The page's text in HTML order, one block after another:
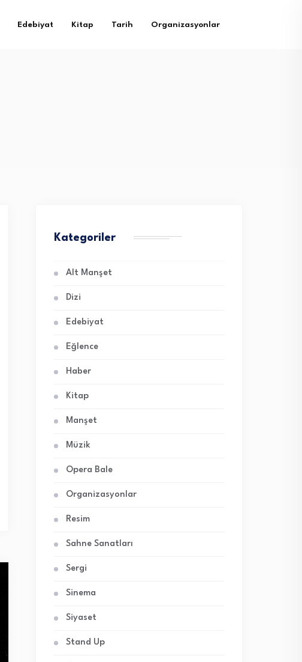
Edebiyat Kitap Tarih Organizasyonlar
Kategoriler
Alt Manşet
Dizi
Edebiyat
Eğlence
Haber
Kitap
Manşet
Müzik
Opera Bale
Organizasyonlar
Resim
Sahne Sanatları
Sergi
Sinema
Siyaset
Stand Up